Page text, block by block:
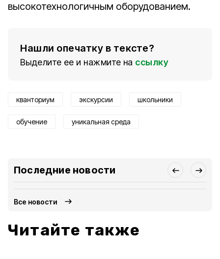
высокотехнологичным оборудованием.
Нашли опечатку в тексте?
Выделите ее и нажмите на ссылку
кванториум экскурсии школьники
обучение уникальная среда
Последние новости
Все новости
Читайте также